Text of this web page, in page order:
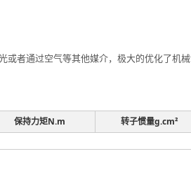
或者通过空气等其他媒介，极大的优化了
保持力矩N.m 转子惯量g.cm²